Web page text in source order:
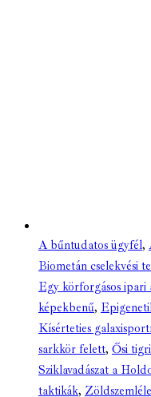
A bűntudatos ügyfél,
Biometán cselekvési
Egy körforgásos ipari
képekbenű,
Kísérteties
sarkkör felett, Ősi
Sziklavadászat a
taktikák,